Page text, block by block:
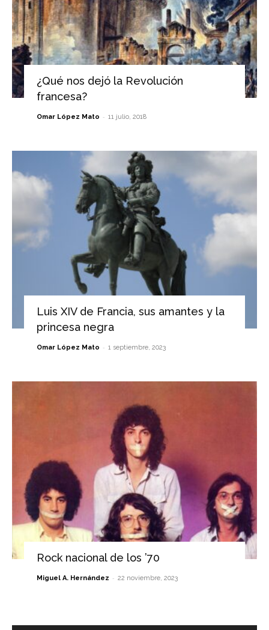
¿Qué nos dejó la Revolución
francesa?
Omar López Mato - 11 julio, 2018
Luis XIV de Francia, sus amantes y la
princesa negra
Omar López Mato - 1 septiembre, 2023
Rock nacional de los ’70
Miguel A. Hernández - 22 noviembre, 2023